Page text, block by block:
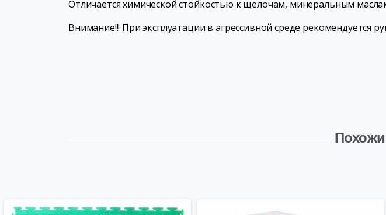
Отличается химической стойкостью к щелочам, минеральным
Внимание!!! При эксплуатации в агрессивной среде рекомендуется